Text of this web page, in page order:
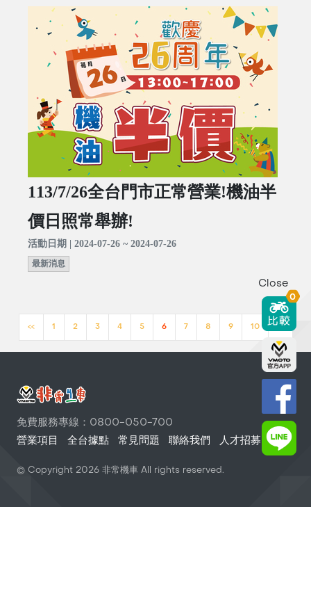
113/7/26全台門市正常營業!機油半
價日照常舉辦!
活動日期 | 2024-07-26 ~ 2024-07-26
最新消息
<< 1 2 3 4 5 6 7 8 9 10 >>
免費服務專線：0800-050-700
營業項目
全台據點 常見問題 聯絡我們 人才招募
© Copyright 2026 非常機車 All rights reserved.
Close
0